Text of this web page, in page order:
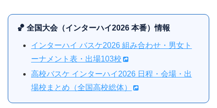
🏀 全国大会（インターハイ2026 本番）情報
インターハイ バスケ2026 組み合わせ・男女ト
ーナメント表・出場103校
高校バスケ インターハイ2026 日程・会場・出
場校まとめ（全国高校総体）